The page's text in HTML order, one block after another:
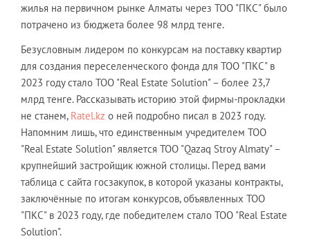
жилья на первичном рынке Алматы через ТОО "ПКС" было
потрачено из бюджета более 98 млрд тенге.
Безусловным лидером по конкурсам на поставку квартир
для создания переселенческого фонда для ТОО "ПКС" в
2023 году стало ТОО "Real Estate Solution" – более 23,7
млрд тенге. Рассказывать историю этой фирмы-прокладки
не станем, Ratel.kz о ней подробно писал в 2023 году.
Напомним лишь, что единственным учредителем ТОО
"Real Estate Solution" является ТОО "Qazaq Stroy Almaty" –
крупнейший застройщик южной столицы. Перед вами
таблица с сайта госзакупок, в которой указаны контракты,
заключённые по итогам конкурсов, объявленных ТОО
"ПКС" в 2023 году, где победителем стало ТОО "Real Estate
Solution".